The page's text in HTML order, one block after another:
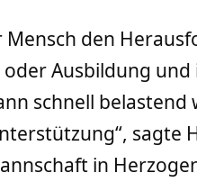
Mensch den
oder Ausbildung
schnell
sagte
in